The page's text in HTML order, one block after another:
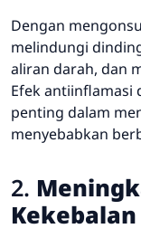
Dengan
melindungi
aliran darah, dan
Efek antiinflamasi
penting dalam
menyebabkan
2.